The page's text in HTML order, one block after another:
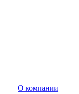
О компании